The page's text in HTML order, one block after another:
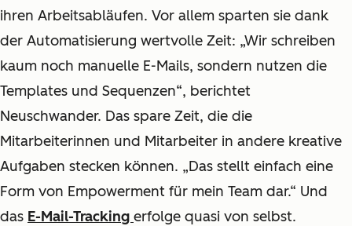
ihren Arbeitsabläufen. Vor allem sparten sie dank
der Automatisierung wertvolle Zeit: „Wir schreiben
kaum noch manuelle E-Mails, sondern nutzen die
Templates und Sequenzen“, berichtet
Neuschwander. Das spare Zeit, die die
Mitarbeiterinnen und Mitarbeiter in andere kreative
Aufgaben stecken können. „Das stellt einfach eine
Form von Empowerment für mein Team dar.“ Und
das E-Mail-Tracking erfolge quasi von selbst.